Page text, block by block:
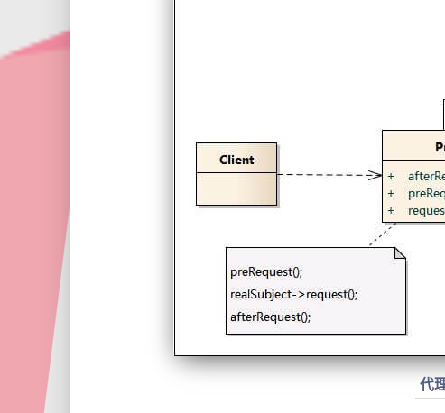
代